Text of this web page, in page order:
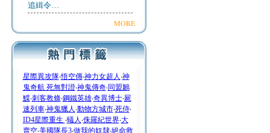
追緝令…
MORE
星際異攻隊‧悟空傳‧神力女超人 ‧神
鬼奇航 死無對證‧神鬼傳奇‧同盟鶼
鰈‧刺客教條‧鋼鐵英雄‧奇異博士‧屍
速列車‧神鬼獵人 ‧動物方城市‧死侍‧
ID4星際重生 ‧蟻人 ‧侏羅紀世界‧大
賣空‧美國隊長3‧做我的奴隸‧絕命救